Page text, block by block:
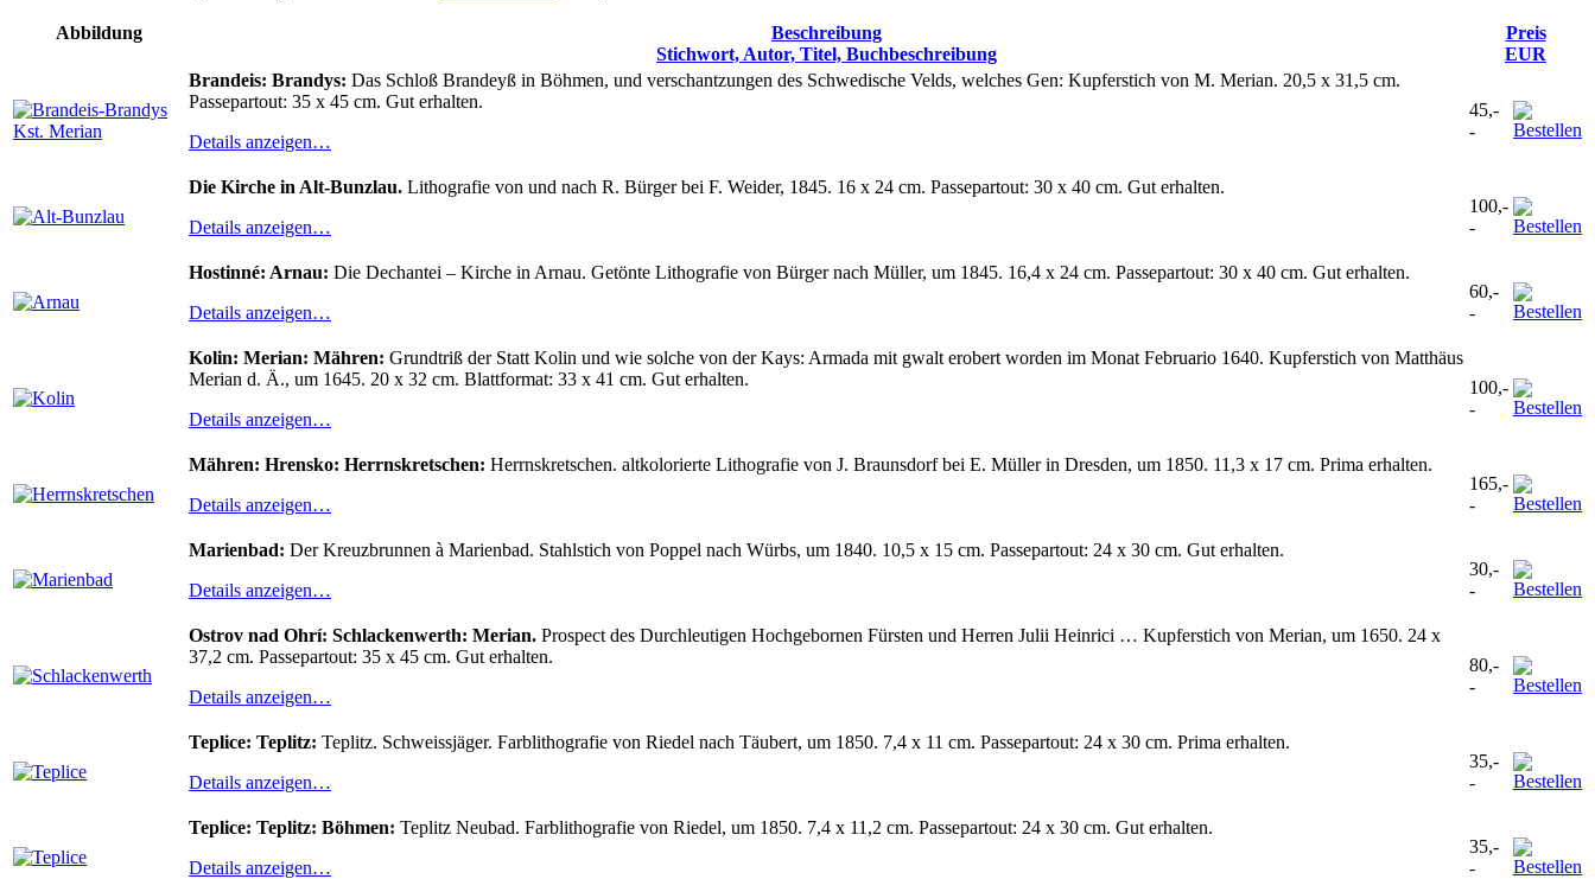
Abbildung
Beschreibung
Stichwort, Autor, Titel, Buchbeschreibung
Preis
EUR
Brandeis: Brandys: Das Schloß Brandeyß in Böhmen, und verschantzungen des Schwedische Velds, welches Gen: Kupferstich von M. Merian. 20,5 x 31,5 cm.
Passepartout: 35 x 45 cm. Gut erhalten.
Details anzeigen…
45,-
-
Die Kirche in Alt-Bunzlau. Lithografie von und nach R. Bürger bei F. Weider, 1845. 16 x 24 cm. Passepartout: 30 x 40 cm. Gut erhalten.
Details anzeigen…
100,-
-
Hostinné: Arnau: Die Dechantei – Kirche in Arnau. Getönte Lithografie von Bürger nach Müller, um 1845. 16,4 x 24 cm. Passepartout: 30 x 40 cm. Gut erhalten.
Details anzeigen…
60,-
-
Kolin: Merian: Mähren: Grundtriß der Statt Kolin und wie solche von der Kays: Armada mit gwalt erobert worden im Monat Februario 1640. Kupferstich von Matthäus
Merian d. Ä., um 1645. 20 x 32 cm. Blattformat: 33 x 41 cm. Gut erhalten.
Details anzeigen…
100,-
-
Mähren: Hrensko: Herrnskretschen: Herrnskretschen. altkolorierte Lithografie von J. Braunsdorf bei E. Müller in Dresden, um 1850. 11,3 x 17 cm. Prima erhalten.
Details anzeigen…
165,-
-
Marienbad: Der Kreuzbrunnen à Marienbad. Stahlstich von Poppel nach Würbs, um 1840. 10,5 x 15 cm. Passepartout: 24 x 30 cm. Gut erhalten.
Details anzeigen…
30,-
-
Ostrov nad Ohrí: Schlackenwerth: Merian. Prospect des Durchleutigen Hochgebornen Fürsten und Herren Julii Heinrici … Kupferstich von Merian, um 1650. 24 x
37,2 cm. Passepartout: 35 x 45 cm. Gut erhalten.
Details anzeigen…
80,-
-
Teplice: Teplitz: Teplitz. Schweissjäger. Farblithografie von Riedel nach Täubert, um 1850. 7,4 x 11 cm. Passepartout: 24 x 30 cm. Prima erhalten.
Details anzeigen…
35,-
-
Teplice: Teplitz: Böhmen: Teplitz Neubad. Farblithografie von Riedel, um 1850. 7,4 x 11,2 cm. Passepartout: 24 x 30 cm. Gut erhalten.
Details anzeigen…
35,-
-